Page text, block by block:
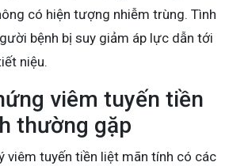
có hiện tượng nhiễm trùng. Tình
bệnh bị suy giảm áp lực dẫn tới
niệu.
viêm tuyến tiền
thường gặp
viêm tuyến tiền liệt mãn tính có các